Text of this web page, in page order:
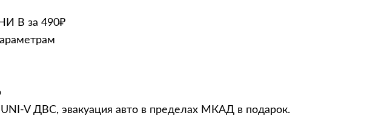
В за 490₽
V ДВС, эвакуация авто в пределах МКАД в подарок.